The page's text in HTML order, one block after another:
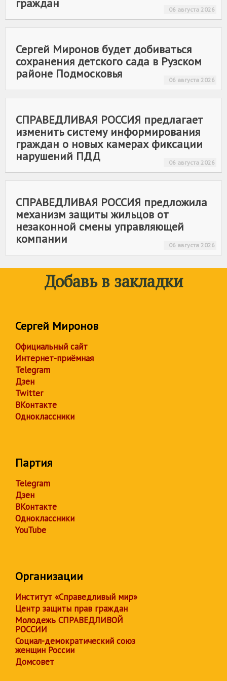
граждан 06 августа 2026
Сергей Миронов будет добиваться
сохранения детского сада в Рузском
районе Подмосковья
06 августа 2026
СПРАВЕДЛИВАЯ РОССИЯ предлагает
изменить систему информирования
граждан о новых камерах фиксации
нарушений ПДД
06 августа 2026
СПРАВЕДЛИВАЯ РОССИЯ предложила
механизм защиты жильцов от
незаконной смены управляющей
компании
06 августа 2026
Добавь в закладки
Сергей Миронов
Официальный сайт
Интернет-приёмная
Telegram
Дзен
Twitter
ВКонтакте
Одноклассники
Партия
Telegram
Дзен
ВКонтакте
Одноклассники
YouTube
Организации
Институт «Справедливый мир»
Центр защиты прав граждан
Молодежь СПРАВЕДЛИВОЙ
РОССИИ
Социал-демократический союз
женщин России
Домсовет